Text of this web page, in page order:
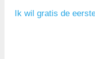
Ik wil gratis de